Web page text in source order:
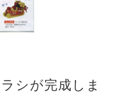
シが完成しま